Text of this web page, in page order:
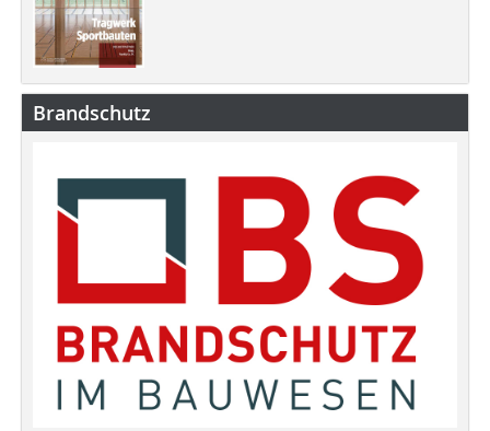
Brandschutz